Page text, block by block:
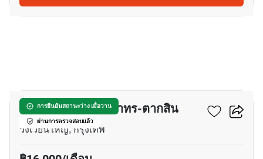
การยืนยันสถานะว่าง เมื่อวาน
ผ่านการตรวจสอบแล้ว
เดอะ วีว่า คอนโด สาทร-ตากสิน
วงเวียนใหญ่, กรุงเทพ